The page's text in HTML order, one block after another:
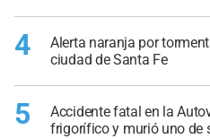
4
Alerta naranja por
ciudad de Santa Fe
5
Accidente fatal en la
frigorífico y murió uno de